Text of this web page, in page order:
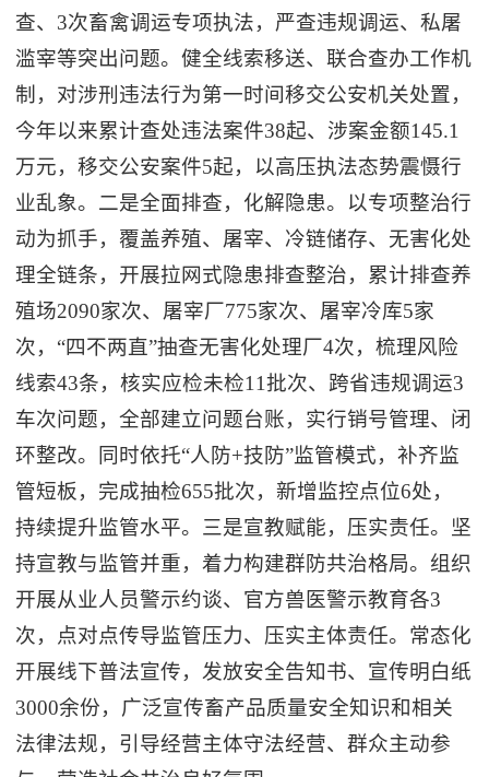
查、3次畜禽调运专项执法，严查违规调运、私屠
滥宰等突出问题。健全线索移送、联合查办工作机
制，对涉刑违法行为第一时间移交公安机关处置，
今年以来累计查处违法案件38起、涉案金额145.1
万元，移交公安案件5起，以高压执法态势震慑行
业乱象。二是全面排查，化解隐患。以专项整治行
动为抓手，覆盖养殖、屠宰、冷链储存、无害化处
理全链条，开展拉网式隐患排查整治，累计排查养
殖场2090家次、屠宰厂775家次、屠宰冷库5家
次，“四不两直”抽查无害化处理厂4次，梳理风险
线索43条，核实应检未检11批次、跨省违规调运3
车次问题，全部建立问题台账，实行销号管理、闭
环整改。同时依托“人防+技防”监管模式，补齐监
管短板，完成抽检655批次，新增监控点位6处，
持续提升监管水平。三是宣教赋能，压实责任。坚
持宣教与监管并重，着力构建群防共治格局。组织
开展从业人员警示约谈、官方兽医警示教育各3
次，点对点传导监管压力、压实主体责任。常态化
开展线下普法宣传，发放安全告知书、宣传明白纸
3000余份，广泛宣传畜产品质量安全知识和相关
法律法规，引导经营主体守法经营、群众主动参